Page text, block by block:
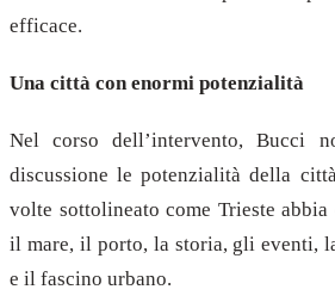
efficace.
Una città con enormi potenzialità
Nel corso dell’intervento, Bucci
discussione le potenzialità della
volte sottolineato come Trieste
il mare, il porto, la storia, gli eventi,
e il fascino urbano.